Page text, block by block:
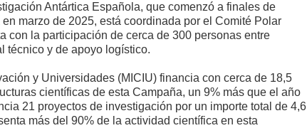
Antártica Española, que comenzó a finales de
marzo de 2025, está coordinada por el Comité Polar
con la participación de cerca de 300 personas entre
técnico y de apoyo logístico.
y Universidades (MICIU) financia con cerca de 18,5
científicas de esta Campaña, un 9% más que el año
21 proyectos de investigación por un importe total de 4,6
más del 90% de la actividad científica en esta